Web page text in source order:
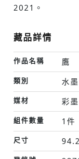
2021。
藏品詳情
作品名稱 鷹
類別 水墨
媒材 彩
組件數量 1件
尺寸